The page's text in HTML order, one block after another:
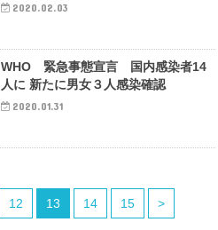
2020.02.03
WHO 緊急事態宣言 国内感染者14
人に 新たに男女３人感染確認
2020.01.31
12 13 14 15 >